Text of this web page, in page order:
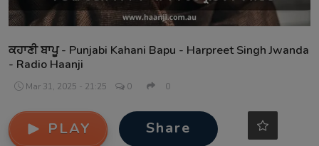
ਕਹਾਣੀ ਬਾਪੂ - Punjabi Kahani Bapu - Harpreet Singh Jwanda
- Radio Haanji
Mar 31, 2025 - 21:25 0 0
PLAY Share